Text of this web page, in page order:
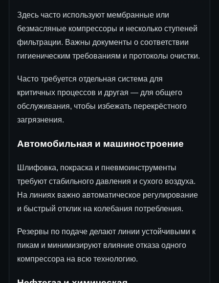
Здесь часто используют мембранные или
безмасляные компрессоры и несколько ступеней
фильтрации. Важны документы о соответствии
гигиеническим требованиям и протоколы очистки.
Часто требуется отдельная система для
критичных процессов и другая — для общего
обслуживания, чтобы избежать перекрёстного
загрязнения.
Автомобильная и машиностроение
Шлифовка, покраска и пневмоинструменты
требуют стабильного давления и сухого воздуха.
На линиях важно автоматическое регулирование
и быстрый отклик на колебания потребления.
Резервы по подаче делают линии устойчивыми к
пикам и минимизируют влияние отказа одного
компрессора на всю технологию.